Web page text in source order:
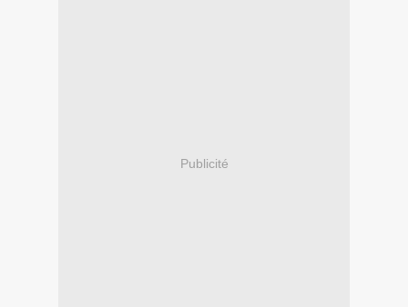
Publicité